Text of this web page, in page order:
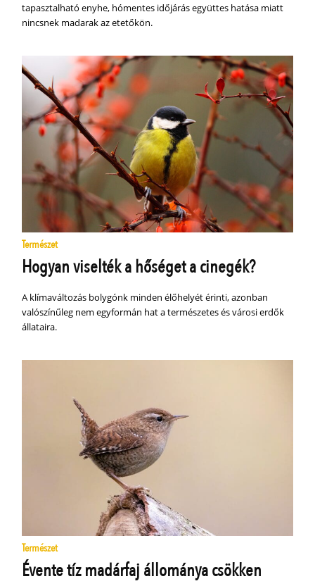
tapasztalható enyhe, hómentes időjárás együttes hatása miatt
nincsnek madarak az etetőkön.
Természet
Hogyan viselték a hőséget a cinegék?
A klímaváltozás bolygónk minden élőhelyét érinti, azonban
valószínűleg nem egyformán hat a természetes és városi erdők
állataira.
Természet
Évente tíz madárfaj állománya csökken